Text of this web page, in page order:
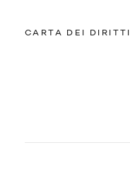
CARTA DEI DIRITTI